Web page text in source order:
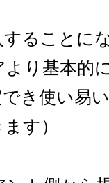
ることに
より基本的
き使い易
す）